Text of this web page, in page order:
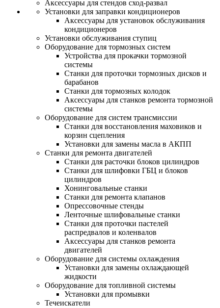
Аксессуары для стендов сход-развал
Установки для заправки кондиционеров
Аксессуары для установок обслуживания
кондиционеров
Установки обслуживания ступиц
Оборудование для тормозных систем
Устройства для прокачки тормозной
системы
Станки для проточки тормозных дисков и
барабанов
Станки для тормозных колодок
Аксессуары для станков ремонта тормозной
системы
Оборудование для систем трансмиссии
Станки для восстановления маховиков и
корзин сцепления
Установки для замены масла в АКПП
Станки для ремонта двигателей
Станки для расточки блоков цилиндров
Станки для шлифовки ГБЦ и блоков
цилиндров
Хонинговальные станки
Станки для ремонта клапанов
Опрессовочные стенды
Ленточные шлифовальные станки
Станки для проточки пастелей
распредвалов и коленвалов
Аксессуары для станков ремонта
двигателей
Оборудование для системы охлаждения
Установки для замены охлаждающей
жидкости
Оборудование для топливной системы
Установки для промывки
Течеискатели